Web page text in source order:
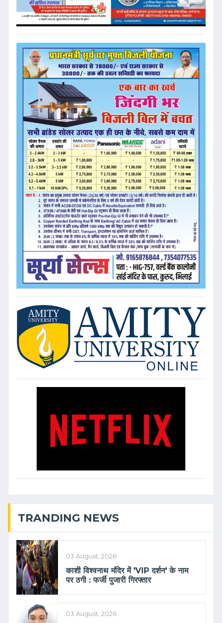
TRANDING NEWS
03 August, 2026
काशी विश्वनाथ मंदिर में 'VIP दर्शन' के नाम
पर ठगी : फर्जी पुजारी गिरफ्तार
03 August, 2026